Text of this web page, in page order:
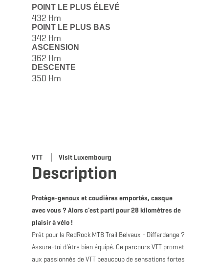
POINT LE PLUS ÉLEVÉ
432 Hm
POINT LE PLUS BAS
342 Hm
ASCENSION
362 Hm
DESCENTE
350 Hm
VTT Visit Luxembourg
Description
Protège-genoux et coudières emportés, casque
avec vous ? Alors c'est parti pour 28 kilomètres de
plaisir à vélo !
Prêt pour le RedRock MTB Trail Belvaux - Differdange ?
Assure-toi d'être bien équipé. Ce parcours VTT promet
aux passionnés de VTT beaucoup de sensations fortes